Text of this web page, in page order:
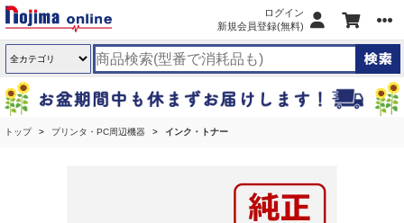
ログイン
新規会員登録(無料)
トップ プリンタ・PC周辺機器 インク・トナー